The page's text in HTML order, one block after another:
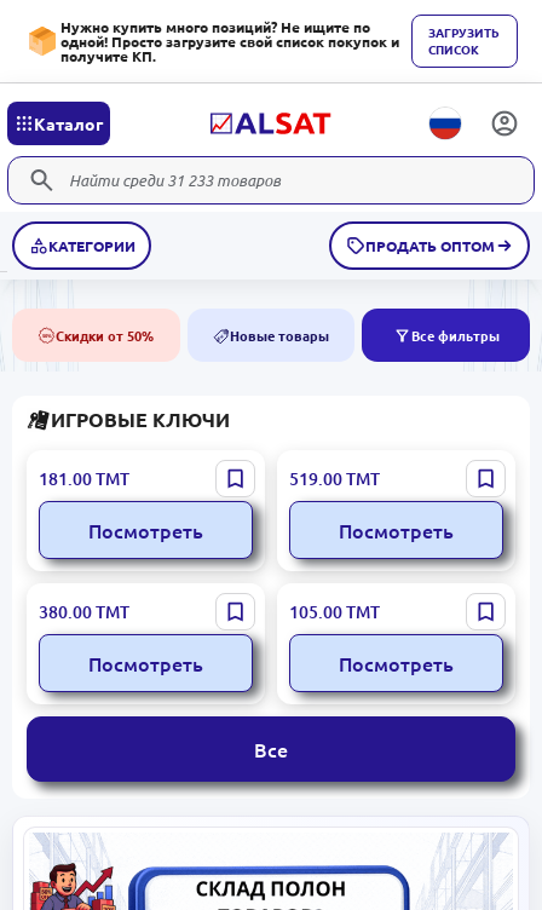
Нужно купить много позиций? Не ищите по
одной! Просто загрузите свой список покупок и
получите КП.
ЗАГРУЗИТЬ
СПИСОК
Каталог
КАТЕГОРИИ ПРОДАТЬ ОПТОМ
50% Скидки от 50% NEW Новые товары Все фильтры
ИГРОВЫЕ КЛЮЧИ
Resident Evil Requiem
181.00ТМТ
Посмотреть
Days Gone
519.00ТМТ
Посмотреть
REANIMAL
380.00ТМТ
Посмотреть
Farming Simulator 25
105.00ТМТ
Посмотреть
Все